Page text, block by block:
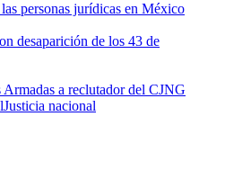
personas jurídicas en México
desaparición de los 43 de
Armadas a reclutador del CJNG
Justicia nacional